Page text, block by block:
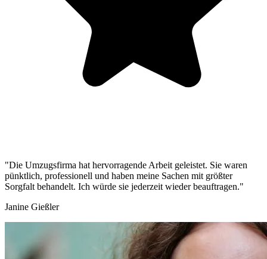
"Die Umzugsfirma hat hervorragende Arbeit geleistet. Sie waren
pünktlich, professionell und haben meine Sachen mit größter
Sorgfalt behandelt. Ich würde sie jederzeit wieder beauftragen."
Janine Gießler